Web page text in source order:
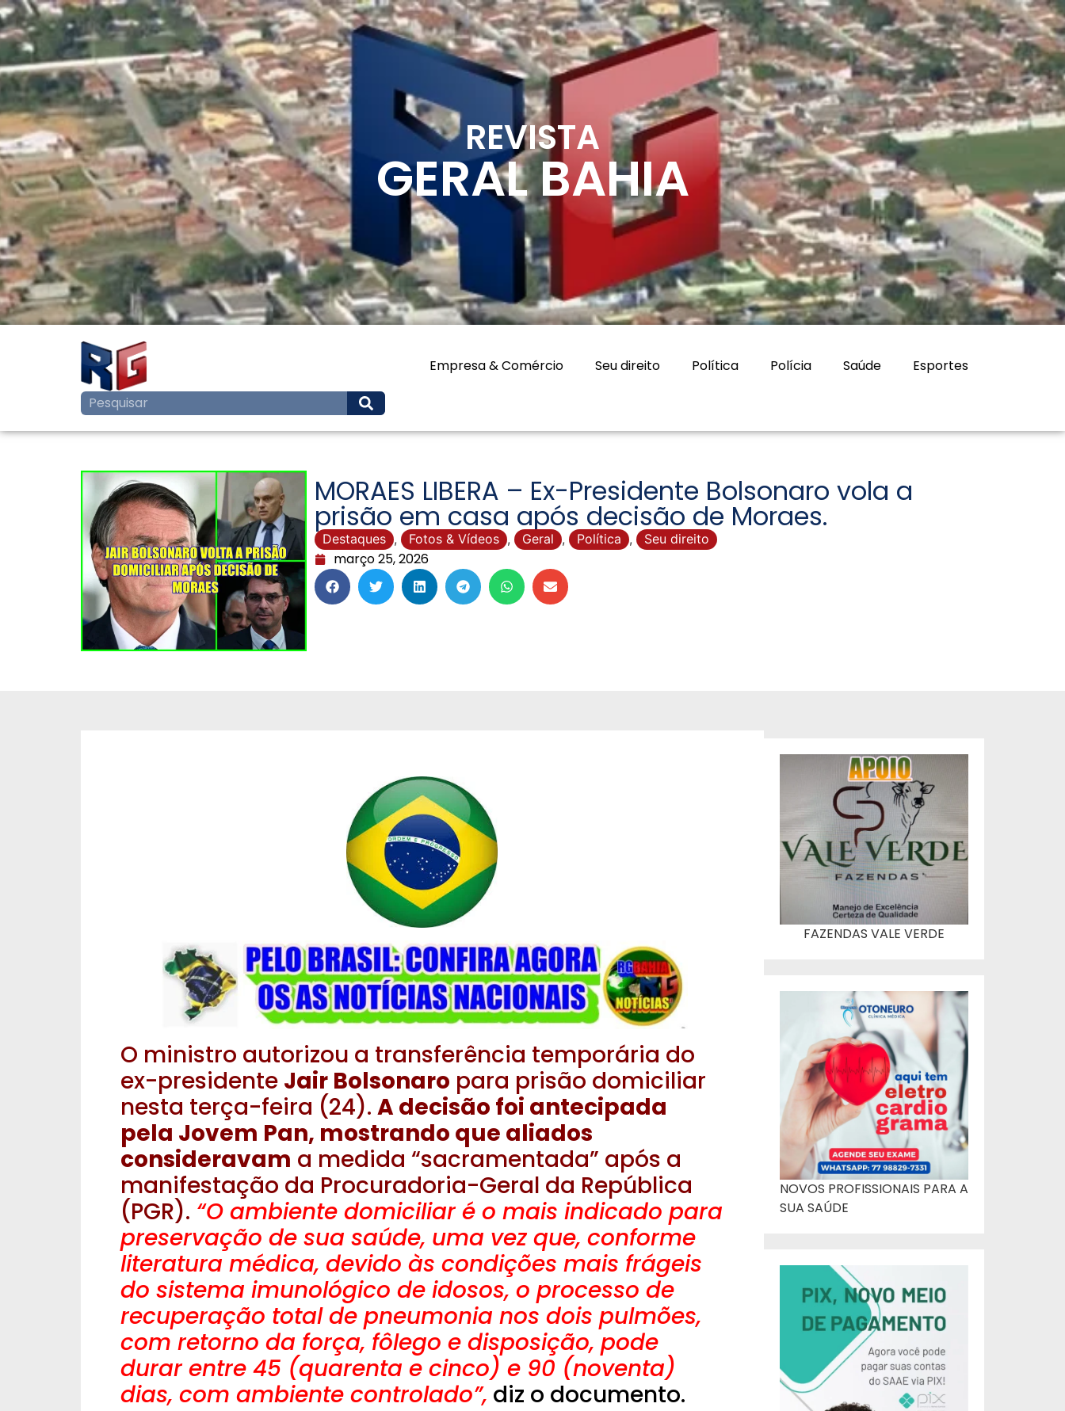
REVISTA
GERAL BAHIA
Empresa & Comércio Seu direito Política Polícia Saúde Esportes
MORAES LIBERA – Ex-Presidente Bolsonaro vola a
prisão em casa após decisão de Moraes.
Destaques , Fotos & Vídeos , Geral , Política , Seu direito
março 25, 2026
O ministro autorizou a transferência temporária do
ex-presidente Jair Bolsonaro para prisão domiciliar
nesta terça-feira (24). A decisão foi antecipada
pela Jovem Pan, mostrando que aliados
consideravam a medida “sacramentada” após a
manifestação da Procuradoria-Geral da República
(PGR). “O ambiente domiciliar é o mais indicado para
preservação de sua saúde, uma vez que, conforme
literatura médica, devido às condições mais frágeis
do sistema imunológico de idosos, o processo de
recuperação total de pneumonia nos dois pulmões,
com retorno da força, fôlego e disposição, pode
durar entre 45 (quarenta e cinco) e 90 (noventa)
dias, com ambiente controlado”, diz o documento.
FAZENDAS VALE VERDE
NOVOS PROFISSIONAIS PARA A
SUA SAÚDE